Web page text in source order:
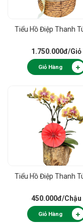
Tiểu Hồ Điệp Thanh
1.750.000đ/Giỏ
Giỏ Hàng
Tiểu Hồ Điệp Thanh
450.000đ/Chậu
Giỏ Hàng